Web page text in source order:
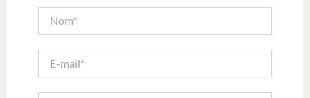
mail*